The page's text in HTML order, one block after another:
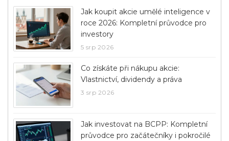
Jak koupit akcie umělé inteligence v
roce 2026: Kompletní průvodce pro
investory
5 srp 2026
Co získáte při nákupu akcie:
Vlastnictví, dividendy a práva
3 srp 2026
Jak investovat na BCPP: Kompletní
průvodce pro začátečníky i pokročilé